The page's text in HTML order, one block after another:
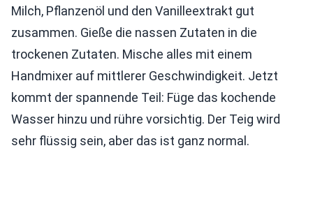
Milch, Pflanzenöl und den Vanilleextrakt gut
zusammen. Gieße die nassen Zutaten in die
trockenen Zutaten. Mische alles mit einem
Handmixer auf mittlerer Geschwindigkeit. Jetzt
kommt der spannende Teil: Füge das kochende
Wasser hinzu und rühre vorsichtig. Der Teig wird
sehr flüssig sein, aber das ist ganz normal.